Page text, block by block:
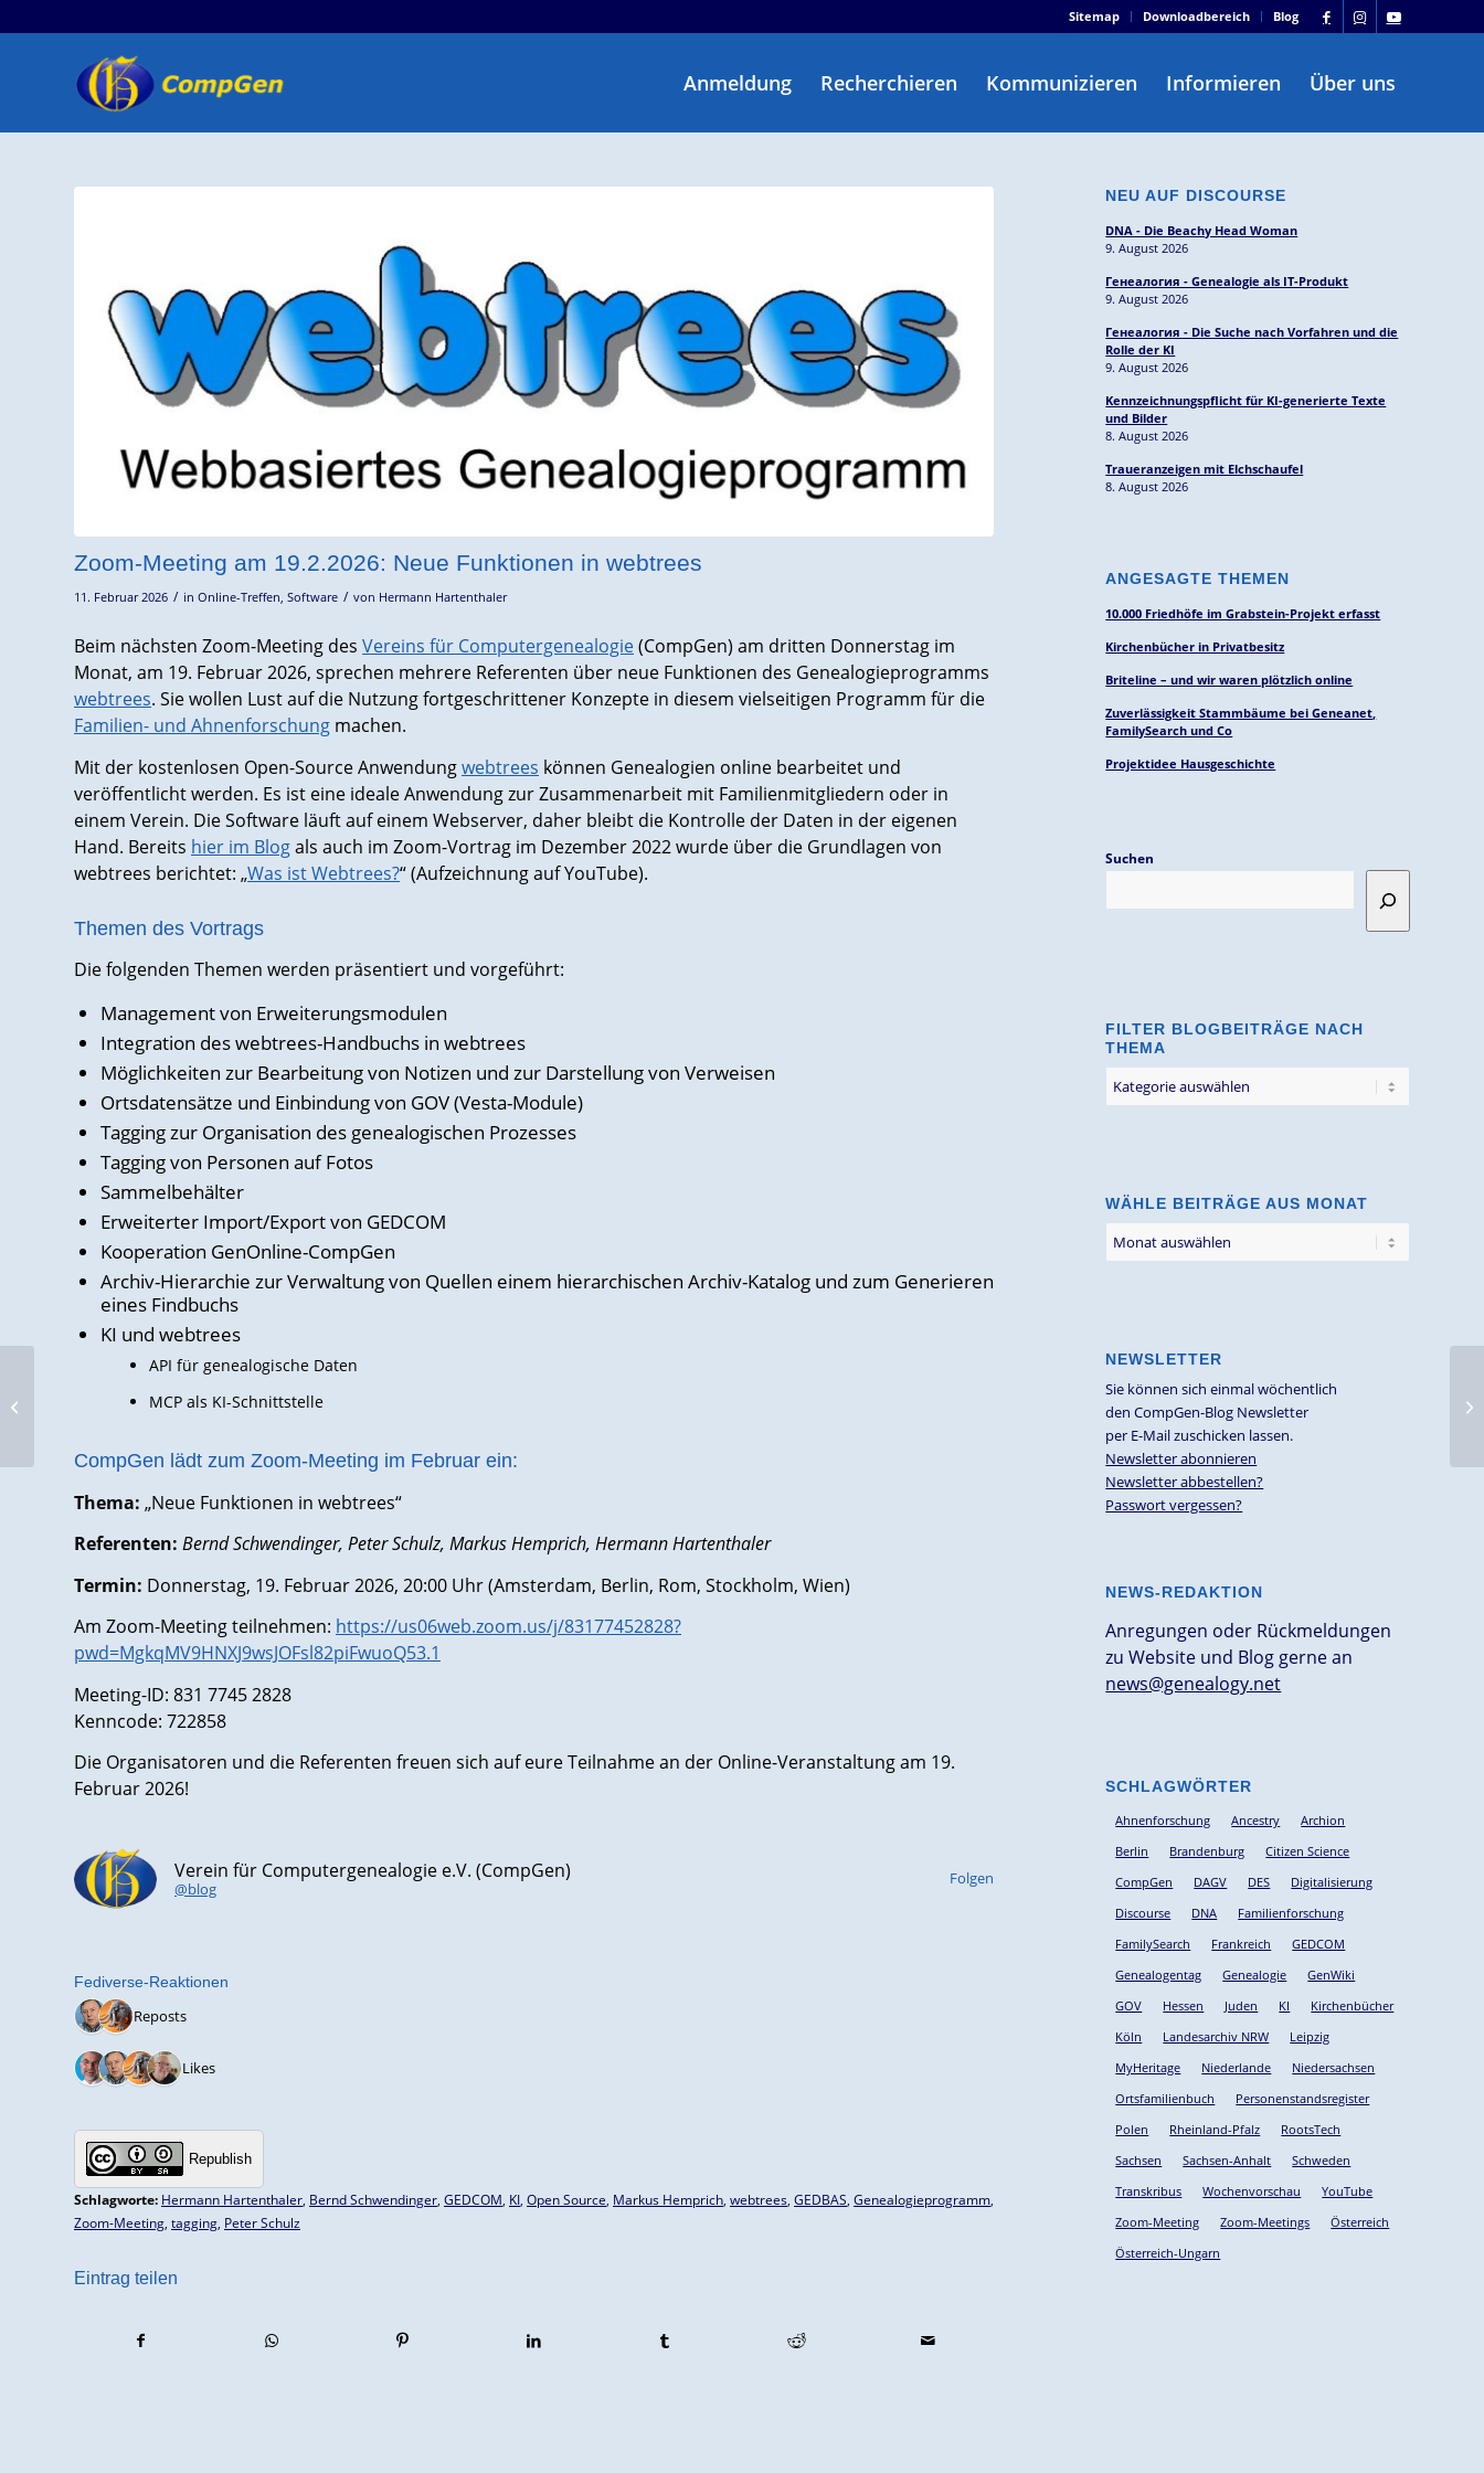
Sitemap Downloadbereich Blog
Anmeldung Recherchieren Kommunizieren Informieren Über uns
Zoom-Meeting am 19.2.2026: Neue Funktionen in webtrees
11. Februar 2026 / in Online-Treffen Software / von Hermann Hartenthaler
Beim nächsten Zoom-Meeting des Vereins für Computergenealogie(CompGen) am dritten Donnerstag im
Monat, am 19. Februar 2026, sprechen mehrere Referenten über neue Funktionen des Genealogieprogramms
webtrees. Sie wollen Lust auf die Nutzung fortgeschrittener Konzepte in diesem vielseitigen Programm für die
Familien- und Ahnenforschung machen.
Mit der kostenlosen Open-Source Anwendungwebtrees können Genealogien online bearbeitet und
veröffentlicht werden. Es ist eine ideale Anwendung zur Zusammenarbeit mit Familienmitgliedern oder in
einem Verein. Die Software läuft auf einem Webserver, daher bleibt die Kontrolle der Daten in der eigenen
Hand. Bereits hier im Blogals auch im Zoom-Vortrag im Dezember 2022 wurde über die Grundlagen von
webtrees berichtet: „Was ist Webtrees?“ (Aufzeichnung auf YouTube).
Themen des Vortrags
Die folgenden Themen werden präsentiert und vorgeführt:
Management von Erweiterungsmodulen
Integration des webtrees-Handbuchs in webtrees
Möglichkeiten zur Bearbeitung von Notizen und zur Darstellung von Verweisen
Ortsdatensätze und Einbindung von GOV (Vesta-Module)
Tagging zur Organisation des genealogischen Prozesses
Tagging von Personen auf Fotos
Sammelbehälter
Erweiterter Import/Export von GEDCOM
Kooperation GenOnline-CompGen
Archiv-Hierarchie zur Verwaltung von Quellen einem hierarchischen Archiv-Katalog und zum Generieren
eines Findbuchs
KI und webtrees
API für genealogische Daten
MCP als KI-Schnittstelle
CompGen lädt zum Zoom-Meeting im Februar ein:
Thema: „Neue Funktionen in webtrees“
Referenten: Bernd Schwendinger, Peter Schulz, Markus Hemprich, Hermann Hartenthaler
Termin: Donnerstag, 19. Februar 2026, 20:00 Uhr (Amsterdam, Berlin, Rom, Stockholm, Wien)
Am Zoom-Meeting teilnehmen: https://us06web.zoom.us/j/83177452828?
pwd=MgkqMV9HNXJ9wsJOFsl82piFwuoQ53.1
Meeting-ID: 831 7745 2828
Kenncode: 722858
Die Organisatoren und die Referenten freuen sich auf eure Teilnahme an der Online-Veranstaltung am 19.
Februar 2026!
Verein für Computergenealogie e.V. (CompGen)
@blog
Folgen
Fediverse-Reaktionen
2 Reposts
4 Likes
Republish
Schlagworte: Hermann Hartenthaler, Bernd Schwendinger, GEDCOM, KI, Open Source, Markus Hemprich, webtrees, GEDBAS, Genealogieprogramm,
Zoom-Meeting, tagging, Peter Schulz
Eintrag teilen
NEU AUF DISCOURSE
DNA - Die Beachy Head Woman
9. August 2026
Генеалогия - Genealogie als IT-Produkt
9. August 2026
Генеалогия - Die Suche nach Vorfahren und die
Rolle der KI
9. August 2026
Kennzeichnungspflicht für KI-generierte Texte
und Bilder
8. August 2026
Traueranzeigen mit Elchschaufel
8. August 2026
ANGESAGTE THEMEN
10.000 Friedhöfe im Grabstein-Projekt erfasst
Kirchenbücher in Privatbesitz
Briteline – und wir waren plötzlich online
Zuverlässigkeit Stammbäume bei Geneanet,
FamilySearch und Co
Projektidee Hausgeschichte
Suchen
FILTER BLOGBEITRÄGE NACH
THEMA
Blogbeiträge
WÄHLE BEITRÄGE AUS MONAT
NEWSLETTER
Sie können sich einmal wöchentlich
den CompGen-Blog Newsletter
per E-Mail zuschicken lassen.
Newsletter abonnieren
Newsletter abbestellen?
Passwort vergessen?
NEWS-REDAKTION
Anregungen oder Rückmeldungen
zu Website und Blog gerne an
news@genealogy.net
SCHLAGWÖRTER
Ahnenforschung Ancestry
Archion
Berlin
Brandenburg
Citizen Science
CompGen
DAGV DES
Digitalisierung
Discourse
DNA
Familienforschung
FamilySearch
Frankreich
GEDCOM
Genealogentag
Genealogie
GenWiki
GOV
Hessen Juden KI
Kirchenbücher
Köln
Landesarchiv NRW
Leipzig
MyHeritage
Niederlande
Niedersachsen
Ortsfamilienbuch
Personenstandsregister
Polen
Rheinland-Pfalz
RootsTech
Sachsen
Sachsen-Anhalt
Schweden
Transkribus
Wochenvorschau
YouTube
Zoom-Meeting
Zoom-Meetings
Österreich
Österreich-Ungarn
Daten produzieren und